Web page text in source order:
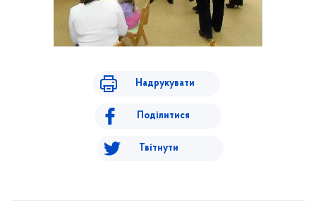
Надрукувати
Поділитися
Твітнути